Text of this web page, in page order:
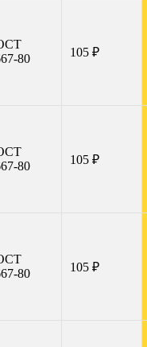
80
105 ₽
80
105 ₽
80
105 ₽